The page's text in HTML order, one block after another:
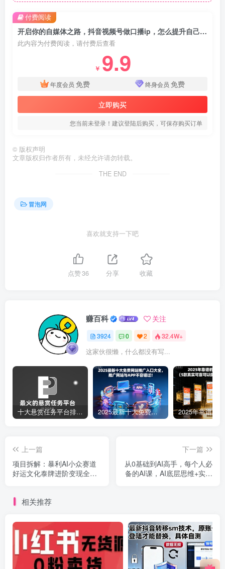
开启你的自媒体之路，抖音视频号做口播ip，怎么提升自己的表达能力，小白首选玩法
此内容为付费阅读，请付费后查看
￥ 9.9
年度会员 免费 终身会员 免费
立即购买
您当前未登录！建议登陆后购买，可保存购买订单
付费阅读
© 版权声明
文章版权归作者所有，未经允许请勿转载。
THE END
冒泡网
喜欢就支持一下吧
点赞36 分享 收藏
赚百科 关注
3924 0 2 32.4W+
这家伙很懒，什么都没有写...
十大悬赏任务平台排行榜（全网最好的悬赏任务平台） 2025最新十大免费网站推广入口大全，推广网站与APP不容错过！
上一篇
项目拆解：暴利AI小众赛道
好运文化泰牌进阶变现全攻
下一篇
从0基础到AI高手，每个人必
备的AI课，AI底层思维+实战
相关推荐